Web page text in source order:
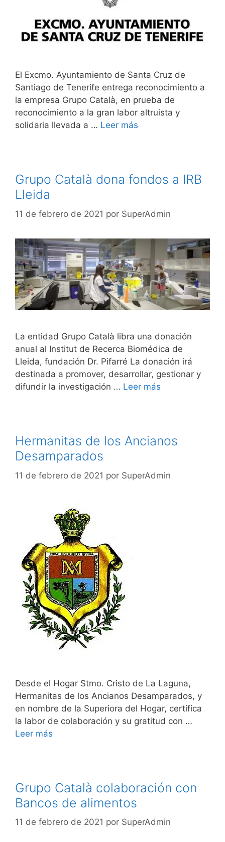
El Excmo. Ayuntamiento de Santa Cruz de
Santiago de Tenerife entrega reconocimiento a
la empresa Grupo Català, en prueba de
reconocimiento a la gran labor altruista y
solidaria llevada a … Leer más
Grupo Català dona fondos a IRB
Lleida
11 de febrero de 2021 por SuperAdmin
La entidad Grupo Català libra una donación
anual al Institut de Recerca Biomédica de
Lleida, fundación Dr. Pifarré La donación irá
destinada a promover, desarrollar, gestionar y
difundir la investigación … Leer más
Hermanitas de los Ancianos
Desamparados
11 de febrero de 2021 por SuperAdmin
Desde el Hogar Stmo. Cristo de La Laguna,
Hermanitas de los Ancianos Desamparados, y
en nombre de la Superiora del Hogar, certifica
la labor de colaboración y su gratitud con …
Leer más
Grupo Català colaboración con
Bancos de alimentos
11 de febrero de 2021 por SuperAdmin